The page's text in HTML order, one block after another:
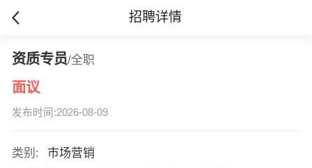
招聘详情
资质专员/全职
面议
发布时间:2026-08-09
类别:
市场营销